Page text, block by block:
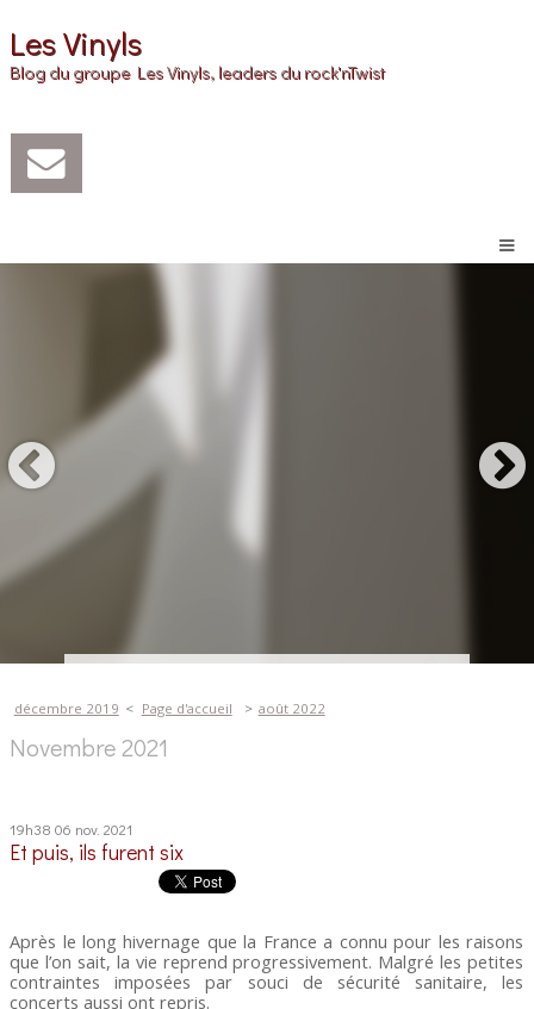
Les Vinyls
Blog du groupe Les Vinyls, leaders du rock'nTwist
décembre 2019 Page d'accueil août 2022
Novembre 2021
19h38 06 nov. 2021
Et puis, ils furent six
Après le long hivernage que la France a connu pour les raisons
que l’on sait, la vie reprend progressivement. Malgré les petites
contraintes imposées par souci de sécurité sanitaire, les
concerts aussi ont repris.